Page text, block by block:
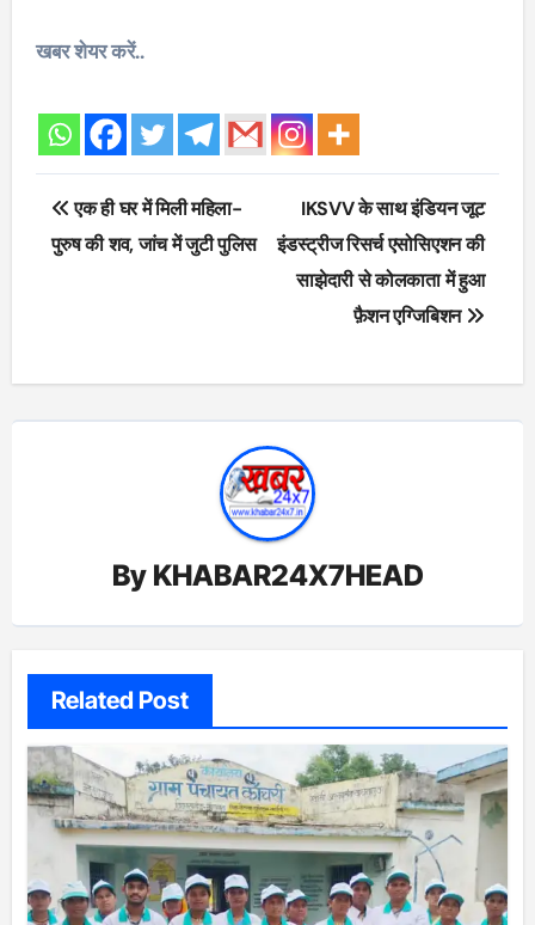
खबर शेयर करें..
Post
navigation
एक ही घर में मिली महिला-
पुरुष की शव, जांच में जुटी पुलिस
IKSVV के साथ इंडियन जूट
इंडस्ट्रीज रिसर्च एसोसिएशन की
साझेदारी से कोलकाता में हुआ
फ़ैशन एग्जिबिशन
By KHABAR24X7HEAD
Related Post